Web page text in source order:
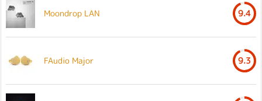
Moondrop LAN 9.4
FAudio Major 9.3